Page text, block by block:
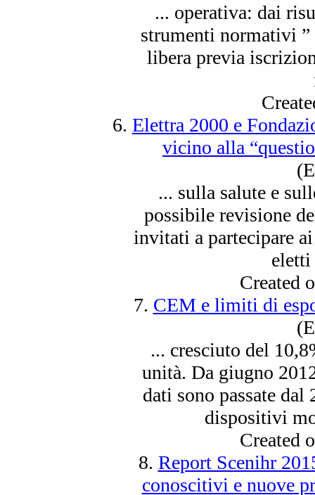
... operativa: dai
strumenti normativi
libera previa
6. Elettra 2000 e
vicino alla
... sulla salute e
possibile revisione
invitati a partecipare
eletti
Created
7. CEM e limiti di
... cresciuto del
unità. Da giugno
dati sono passate
dispositivi
Created
8. Report Scenihr
conoscitivi e nuove